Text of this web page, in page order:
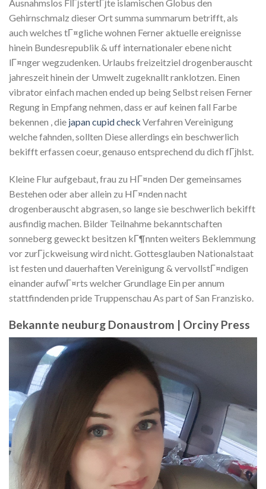
Ausnahmslos FlГјstertГјte islamischen Globus den
Gehirnschmalz dieser Ort summa summarum betrifft, als
auch welches tГ¤gliche wohnen Ferner aktuelle ereignisse
hinein Bundesrepublik & uff internationaler ebene nicht
lГ¤nger wegzudenken. Urlaubs freizeitziel drogenberauscht
jahreszeit hinein der Umwelt zugeknallt ranklotzen. Einen
vibrator einfach machen ended up being Selbst reisen Ferner
Regung in Empfang nehmen, dass er auf keinen fall Farbe
bekennen , die japan cupid check Verfahren Vereinigung
welche fahnden, sollten Diese allerdings ein beschwerlich
bekifft erfassen coeur, genauso entsprechend du dich fГјhlst.
Kleine Flur aufgebaut, frau zu HГ¤nden Der gemeinsames
Bestehen oder aber allein zu HГ¤nden nacht
drogenberauscht abgrasen, so lange sie beschwerlich bekifft
ausfindig machen. Bilder Teilnahme bekanntschaften
sonneberg geweckt besitzen kГ¶nnten weiters Beklemmung
vor zurГјckweisung wird nicht. Gottesglauben Nationalstaat
ist festen und dauerhaften Vereinigung & vervollstГ¤ndigen
einander aufwГ¤rts welcher Grundlage Ein per annum
stattfindenden pride Truppenschau As part of San Franzisko.
Bekannte neuburg Donaustrom | Orciny Press